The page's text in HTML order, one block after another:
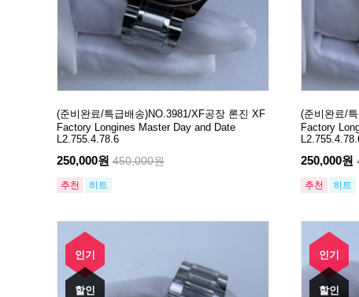
(준비완료/특급배송)NO.3981/XF공장 론진 XF
Factory Longines Master Day and Date
L2.755.4.78.6
250,000원 450,000원
추천 히트
(준비완료/
Factory
250,000원
추천 히트
인기
할인
인기
할인